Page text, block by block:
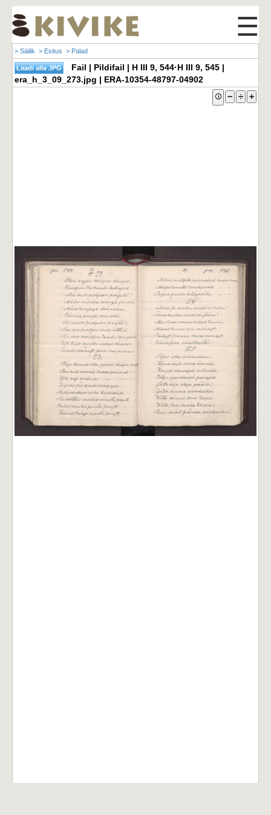
☰
> Säilik > Esitus > Palad
Fail | Pildifail | H III 9, 544·H III 9, 545 |
era_h_3_09_273.jpg | ERA-10354-48797-04902